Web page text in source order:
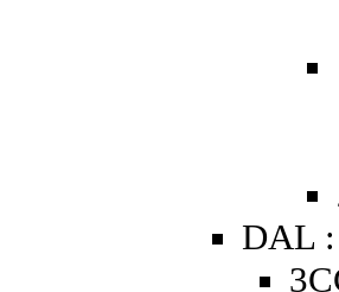
DAL :